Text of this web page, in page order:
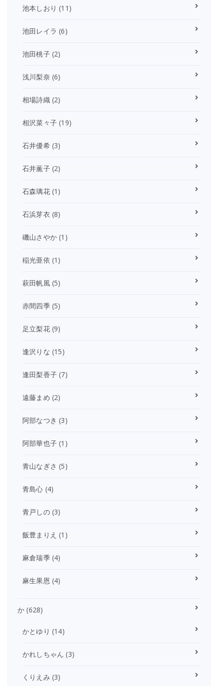
池本しおり (11)
池田レイラ (6)
池田桃子(2)
浅川梨奈 (6)
相場詩織(2)
相沢菜々子 (19)
石井優希(3)
石井薫子(2)
石森璃花(1)
石浜芽衣 (8)
磯山さやか (1)
稲光亜依 (1)
萩田帆風(5)
赤間四季(5)
足立梨花(9)
逢沢りな (15)
逢田梨香子 (7)
遠藤まめ (2)
阿部なつき (3)
阿部華也子 (1)
青山なぎさ (5)
青島心 (4)
青戸しの(3)
飯豊まりえ (1)
麻倉瑞季(4)
麻生果恩 (4)
か (628)
かとゆり (14)
かれしちゃん (3)
くりえみ (3)